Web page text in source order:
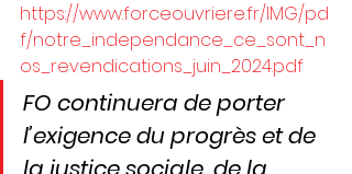
https://www.forceouvriere.fr/IMG/pd
f/notre_independance_ce_sont_n
os_revendications_juin_2024.pdf
FO continuera de porter
l’exigence du progrès et de